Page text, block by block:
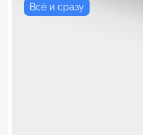
Всё и сразу